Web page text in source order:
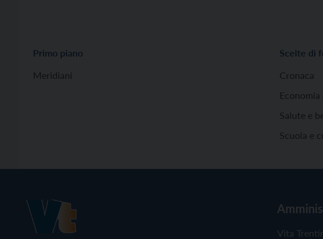
Primo piano
Meridiani
Scelte di
Cronaca
Economia
Salute e
Scuola e
Vita